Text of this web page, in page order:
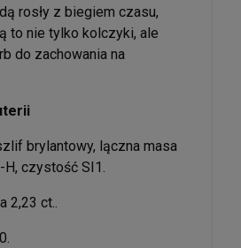
rosły z biegiem czasu,
to nie tylko kolczyki, ale
do zachowania na
brylantowy, lączna masa
H, czystość SI1.
2,23 ct..